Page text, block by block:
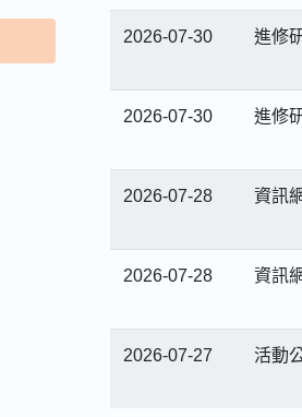
2026-07-30 進修
2026-07-30 進修
2026-07-28 資訊
2026-07-28 資訊
2026-07-27 活動